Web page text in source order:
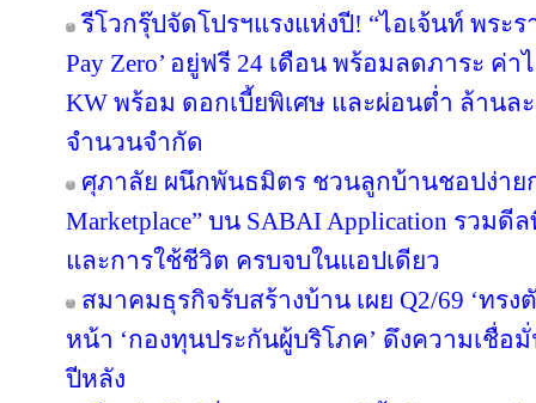
รีโวกรุ๊ปจัดโปรฯแรงแห่งปี! “ไอเจ้นท์ พระร
Pay Zero’ อยู่ฟรี 24 เดือน พร้อมลดภาระ ค่
KW พร้อม ดอกเบี้ยพิเศษ และผ่อนต่ำ ล้านล
จำนวนจำกัด
ศุภาลัย ผนึกพันธมิตร ชวนลูกบ้านชอปง่ายก
Marketplace” บน SABAI Application รวม
และการใช้ชีวิต ครบจบในแอปเดียว
สมาคมธุรกิจรับสร้างบ้าน เผย Q2/69 ‘ทร
หน้า ‘กองทุนประกันผู้บริโภค’ ดึงความเชื่
ปีหลัง